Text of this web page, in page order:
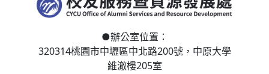
●辦公室位置：
320314桃園市中壢區中北路200號， 中原大學
維澈樓205室